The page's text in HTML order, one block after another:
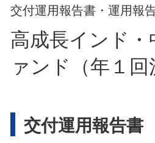
交付運用報告書・運用報
高成長インド・
ァンド（年１回
交付運用報告書